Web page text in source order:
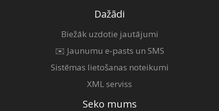
Dažādi
Biežāk uzdotie jautājumi
✉️ Jaunumu e-pasts un SMS
Sistēmas lietošanas noteikumi
XML serviss
Seko mums